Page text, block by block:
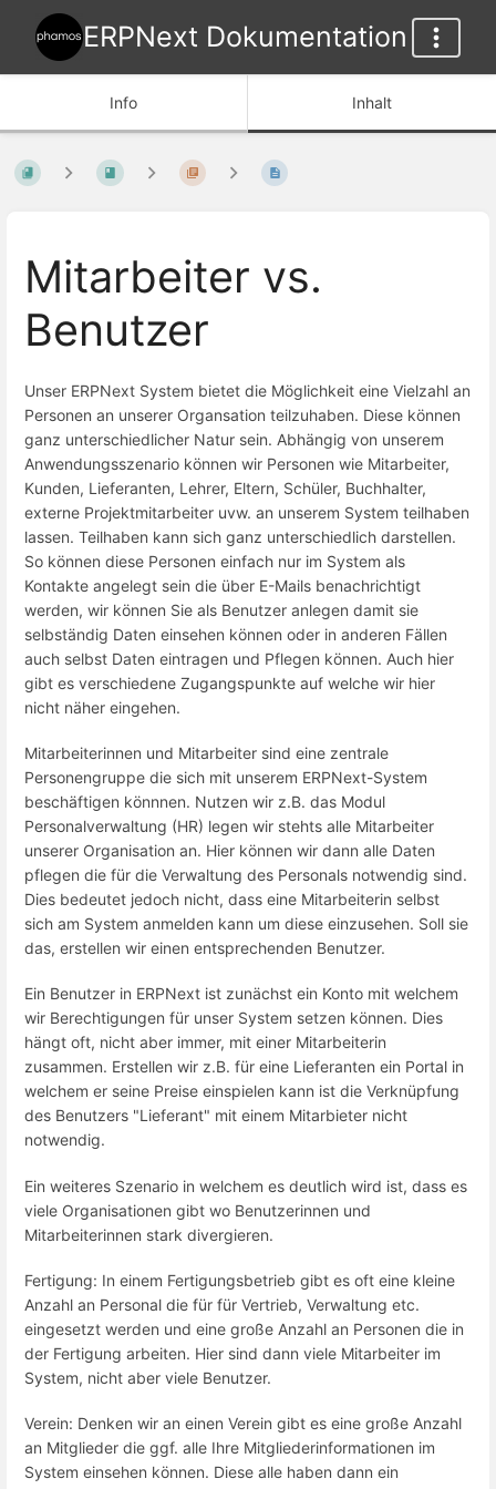
ERPNext Dokumentation
Info Inhalt
Mitarbeiter vs.
Benutzer
Unser ERPNext System bietet die Möglichkeit eine Vielzahl an
Personen an unserer Organsation teilzuhaben. Diese können
ganz unterschiedlicher Natur sein. Abhängig von unserem
Anwendungsszenario können wir Personen wie Mitarbeiter,
Kunden, Lieferanten, Lehrer, Eltern, Schüler, Buchhalter,
externe Projektmitarbeiter uvw. an unserem System teilhaben
lassen. Teilhaben kann sich ganz unterschiedlich darstellen.
So können diese Personen einfach nur im System als
Kontakte angelegt sein die über E-Mails benachrichtigt
werden, wir können Sie als Benutzer anlegen damit sie
selbständig Daten einsehen können oder in anderen Fällen
auch selbst Daten eintragen und Pflegen können. Auch hier
gibt es verschiedene Zugangspunkte auf welche wir hier
nicht näher eingehen.
Mitarbeiterinnen und Mitarbeiter sind eine zentrale
Personengruppe die sich mit unserem ERPNext-System
beschäftigen könnnen. Nutzen wir z.B. das Modul
Personalverwaltung (HR) legen wir stehts alle Mitarbeiter
unserer Organisation an. Hier können wir dann alle Daten
pflegen die für die Verwaltung des Personals notwendig sind.
Dies bedeutet jedoch nicht, dass eine Mitarbeiterin selbst
sich am System anmelden kann um diese einzusehen. Soll sie
das, erstellen wir einen entsprechenden Benutzer.
Ein Benutzer in ERPNext ist zunächst ein Konto mit welchem
wir Berechtigungen für unser System setzen können. Dies
hängt oft, nicht aber immer, mit einer Mitarbeiterin
zusammen. Erstellen wir z.B. für eine Lieferanten ein Portal in
welchem er seine Preise einspielen kann ist die Verknüpfung
des Benutzers "Lieferant" mit einem Mitarbieter nicht
notwendig.
Ein weiteres Szenario in welchem es deutlich wird ist, dass es
viele Organisationen gibt wo Benutzerinnen und
Mitarbeiterinnen stark divergieren.
Fertigung: In einem Fertigungsbetrieb gibt es oft eine kleine
Anzahl an Personal die für für Vertrieb, Verwaltung etc.
eingesetzt werden und eine große Anzahl an Personen die in
der Fertigung arbeiten. Hier sind dann viele Mitarbeiter im
System, nicht aber viele Benutzer.
Verein: Denken wir an einen Verein gibt es eine große Anzahl
an Mitglieder die ggf. alle Ihre Mitgliederinformationen im
System einsehen können. Diese alle haben dann ein